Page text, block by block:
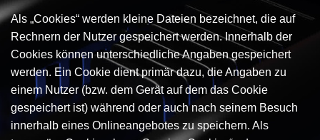
Als „Cookies“ werden kleine Dateien bezeichnet, die auf
Rechnern der Nutzer gespeichert werden. Innerhalb der
Cookies können unterschiedliche Angaben gespeichert
werden. Ein Cookie dient primär dazu, die Angaben zu
einem Nutzer (bzw. dem Gerät auf dem das Cookie
gespeichert ist) während oder auch nach seinem Besuch
innerhalb eines Onlineangebotes zu speichern. Als